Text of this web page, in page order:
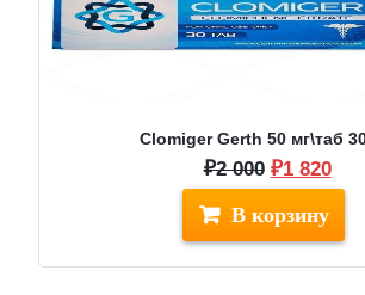
Clomiger Gerth 50 мг\таб
₽2 000
цена
составляла
₽2
000.
₽1 820
820.